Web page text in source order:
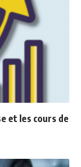
et les cours de